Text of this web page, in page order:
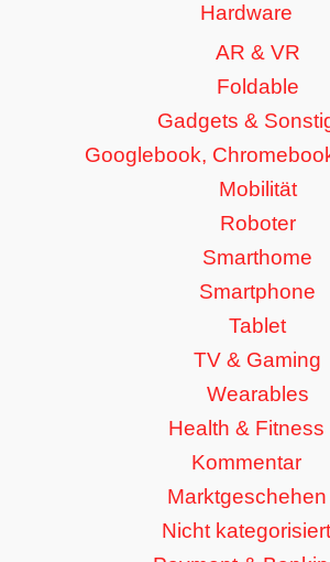
Hardware
AR & VR
Foldable
Gadgets &
Googlebook,
Mobilität
Roboter
Smarthome
Smartphone
Tablet
TV & Gaming
Wearables
Health & Fitness
Kommentar
Marktgeschehen
Nicht kategorisiert